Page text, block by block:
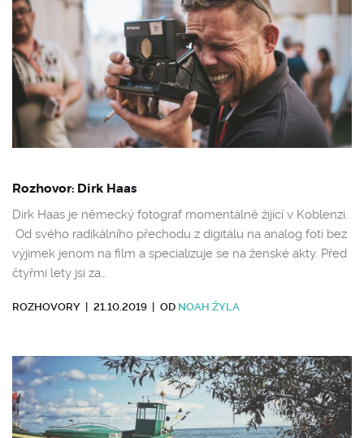
Rozhovor: Dirk Haas
Dirk Haas je německý fotograf momentálně žijící v Koblenzi.
Od svého radikálního přechodu z digitálu na analog fotí bez
výjimek jenom na film a specializuje se na ženské akty. Před
čtyřmi lety jsi za…
ROZHOVORY | 21.10.2019 | OD NOAH ŽYLA